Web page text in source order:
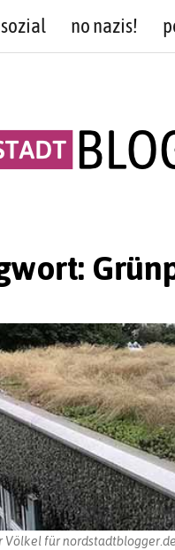
sozial no nazis!
Völkel für nordstadtblogger.de